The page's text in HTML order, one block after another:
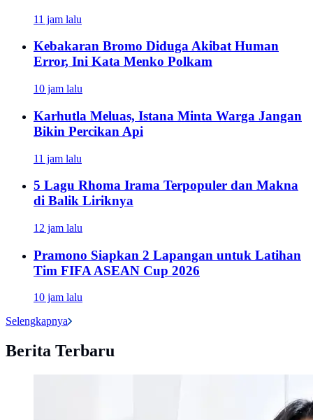
11 jam lalu
Kebakaran Bromo Diduga Akibat Human
Error, Ini Kata Menko Polkam
10 jam lalu
Karhutla Meluas, Istana Minta Warga Jangan
Bikin Percikan Api
11 jam lalu
5 Lagu Rhoma Irama Terpopuler dan Makna
di Balik Liriknya
12 jam lalu
Pramono Siapkan 2 Lapangan untuk Latihan
Tim FIFA ASEAN Cup 2026
10 jam lalu
Selengkapnya
Berita Terbaru